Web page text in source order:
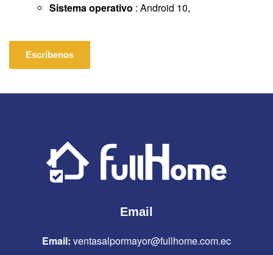
Sistema operativo : Android 10,
Escríbenos
Email
Email: ventasalpormayor@fullhome.com.ec